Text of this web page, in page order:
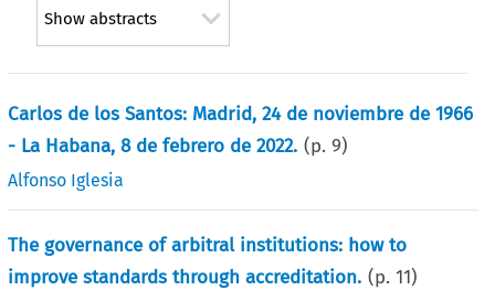
Show abstracts
Carlos de los Santos: Madrid, 24 de noviembre de 1966
- La Habana, 8 de febrero de 2022. (p.9)
Alfonso Iglesia
The governance of arbitral institutions: how to
improve standards through accreditation. (p.11)